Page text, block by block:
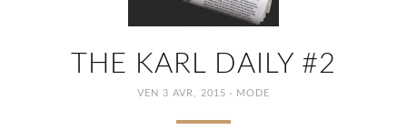
THE KARL DAILY #2
VEN 3 AVR, 2015 · MODE